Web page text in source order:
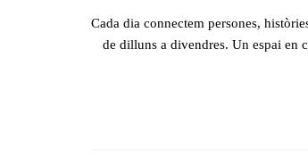
Cada dia connectem persones,
de dilluns a divendres. Un espai en